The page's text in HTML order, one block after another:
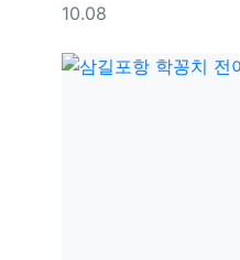
등록일
10.08